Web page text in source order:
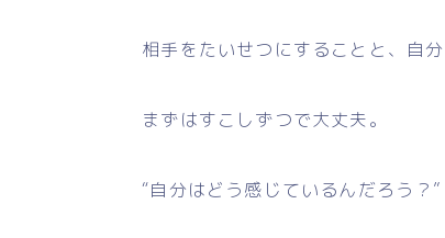
相手をたいせつにすることと、自
まずはすこしずつで大丈夫。
“自分はどう感じているんだろう？”